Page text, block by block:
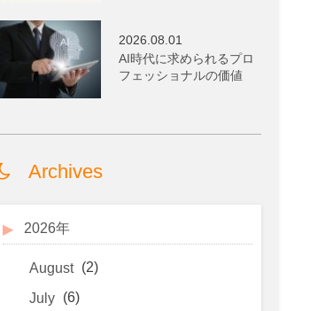
2026.08.01
AI時代に求められるプロ
フェッショナルの価値
Archives
2026年
August (2)
July (6)